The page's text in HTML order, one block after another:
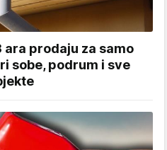
ara prodaju za samo
sobe, podrum i sve